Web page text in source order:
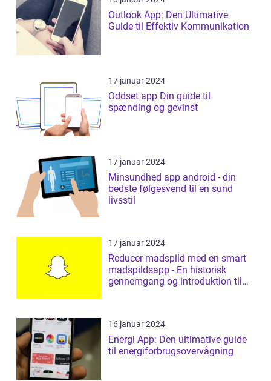
Outlook App: Den Ultimative
Guide til Effektiv Kommunikation
17 januar 2024
Oddset app Din guide til
spænding og gevinst
17 januar 2024
Minsundhed app android - din
bedste følgesvend til en sund
livsstil
17 januar 2024
Reducer madspild med en smart
madspildsapp - En historisk
gennemgang og introduktion til
16 januar 2024
Energi App: Den ultimative guide
til energiforbrugsovervågning